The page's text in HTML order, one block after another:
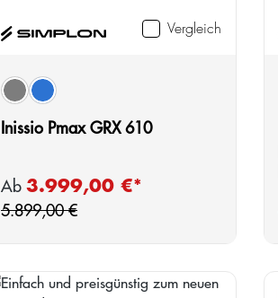
Vergleich
Farbeauswählen
shady grey matt/black glossy
island blue glossy/black glossy
Inissio Pmax GRX 610
Verkaufspreis:
Ab 3.999,00 €*
5.899,00 €